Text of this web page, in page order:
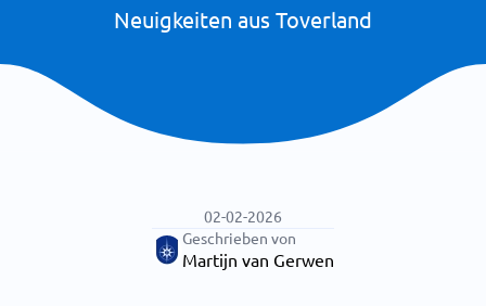
Neuigkeiten aus Toverland
02-02-2026
Geschrieben von
Martijn van Gerwen